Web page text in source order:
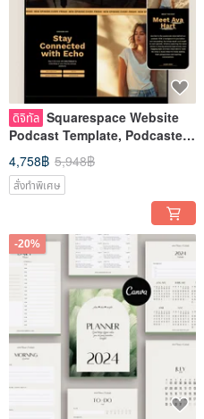
ดิจิทัล Squarespace Website
Podcast Template, Podcaster
Website, Editable Website
4,758฿ 5,948฿
สั่งทำพิเศษ
-20%